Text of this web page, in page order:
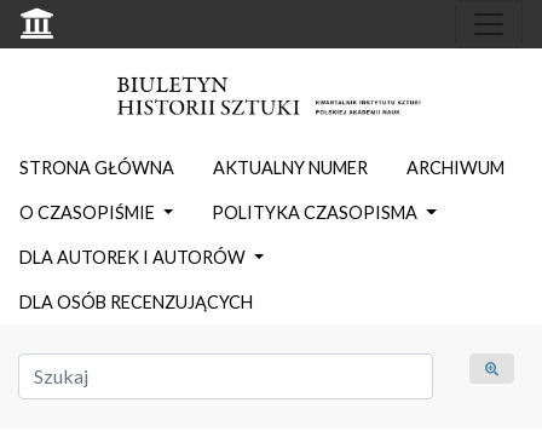
STRONA GŁÓWNA AKTUALNY NUMER ARCHIWUM
O CZASOPIŚMIE POLITYKA CZASOPISMA
DLA AUTOREK I AUTORÓW
DLA OSÓB RECENZUJĄCYCH